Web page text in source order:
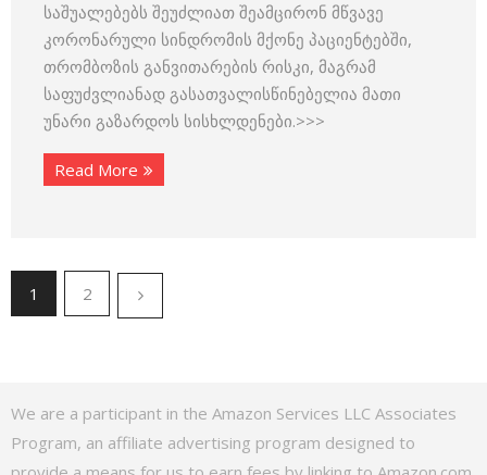
საშუალებებს შეუძლიათ შეამცირონ მწვავე
კორონარული სინდრომის მქონე პაციენტებში,
თრომბოზის განვითარების რისკი, მაგრამ
საფუძვლიანად გასათვალისწინებელია მათი
უნარი გაზარდოს სისხლდენები.>>>
Read More
1 2
We are a participant in the Amazon Services LLC Associates
Program, an affiliate advertising program designed to